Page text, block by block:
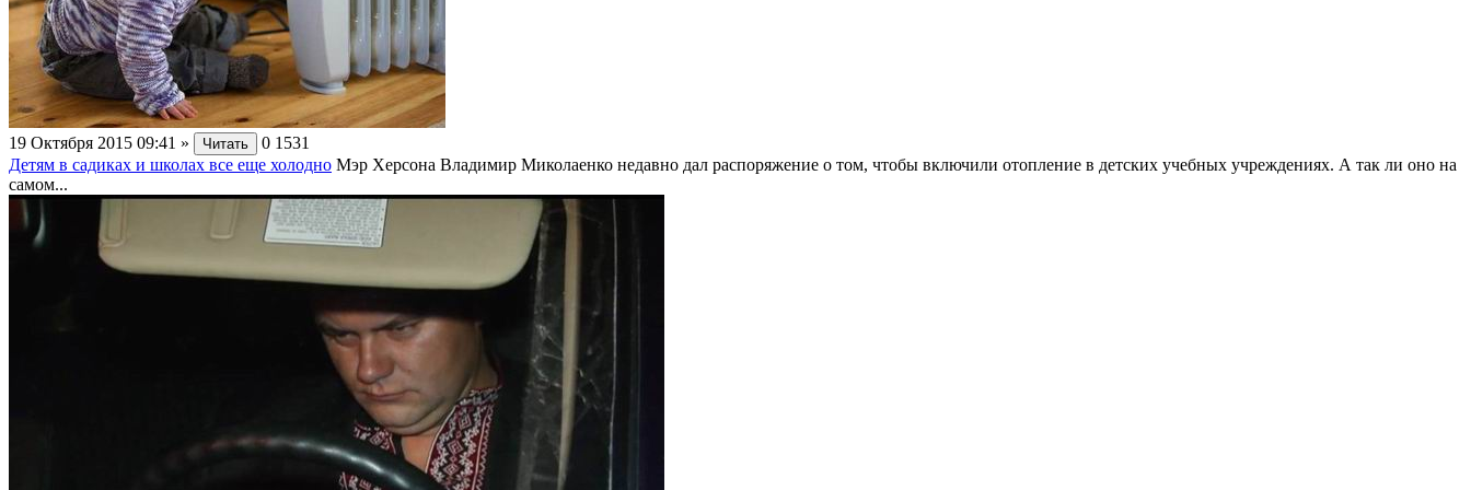
19 Октября 2015 09:41 » Читать 0 1531
Детям в садиках и школах все еще холодно Мэр Херсона Владимир Миколаенко недавно дал распоряжение о том, чтобы включили отопление в детских учебных учреждениях. А так ли оно на
самом...